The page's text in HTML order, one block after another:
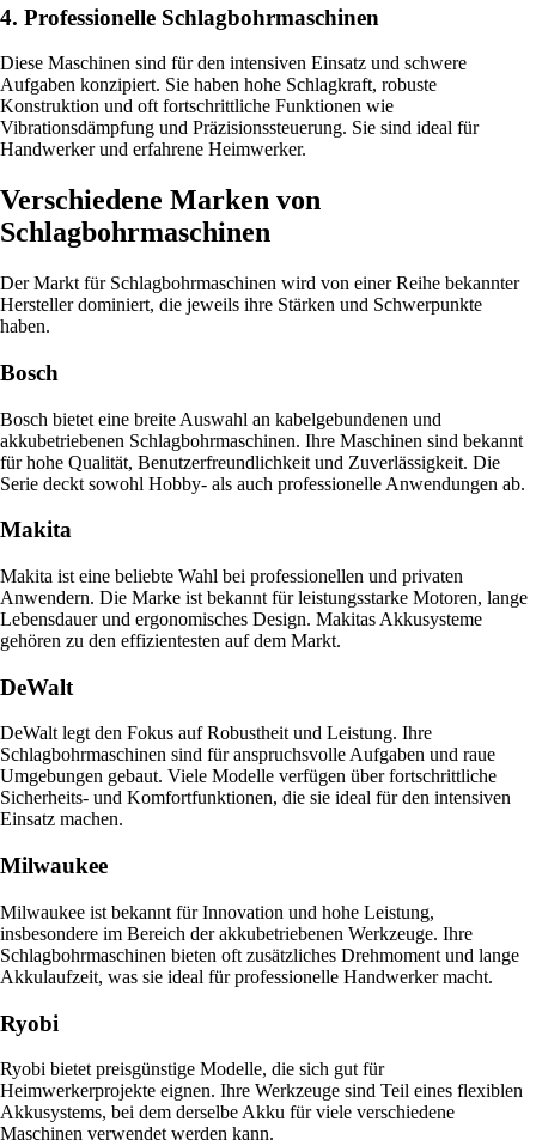
4. Professionelle Schlagbohrmaschinen
Diese Maschinen sind für den intensiven Einsatz und schwere
Aufgaben konzipiert. Sie haben hohe Schlagkraft, robuste
Konstruktion und oft fortschrittliche Funktionen wie
Vibrationsdämpfung und Präzisionssteuerung. Sie sind ideal für
Handwerker und erfahrene Heimwerker.
Verschiedene Marken von
Schlagbohrmaschinen
Der Markt für Schlagbohrmaschinen wird von einer Reihe bekannter
Hersteller dominiert, die jeweils ihre Stärken und Schwerpunkte
haben.
Bosch
Bosch bietet eine breite Auswahl an kabelgebundenen und
akkubetriebenen Schlagbohrmaschinen. Ihre Maschinen sind bekannt
für hohe Qualität, Benutzerfreundlichkeit und Zuverlässigkeit. Die
Serie deckt sowohl Hobby- als auch professionelle Anwendungen ab.
Makita
Makita ist eine beliebte Wahl bei professionellen und privaten
Anwendern. Die Marke ist bekannt für leistungsstarke Motoren, lange
Lebensdauer und ergonomisches Design. Makitas Akkusysteme
gehören zu den effizientesten auf dem Markt.
DeWalt
DeWalt legt den Fokus auf Robustheit und Leistung. Ihre
Schlagbohrmaschinen sind für anspruchsvolle Aufgaben und raue
Umgebungen gebaut. Viele Modelle verfügen über fortschrittliche
Sicherheits- und Komfortfunktionen, die sie ideal für den intensiven
Einsatz machen.
Milwaukee
Milwaukee ist bekannt für Innovation und hohe Leistung,
insbesondere im Bereich der akkubetriebenen Werkzeuge. Ihre
Schlagbohrmaschinen bieten oft zusätzliches Drehmoment und lange
Akkulaufzeit, was sie ideal für professionelle Handwerker macht.
Ryobi
Ryobi bietet preisgünstige Modelle, die sich gut für
Heimwerkerprojekte eignen. Ihre Werkzeuge sind Teil eines flexiblen
Akkusystems, bei dem derselbe Akku für viele verschiedene
Maschinen verwendet werden kann.